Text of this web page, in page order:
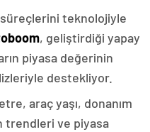
süreçlerini teknolojiyle
, geliştirdiği yapay
piyasa değerinin
destekliyor.
araç yaşı, donanım
trendleri ve piyasa